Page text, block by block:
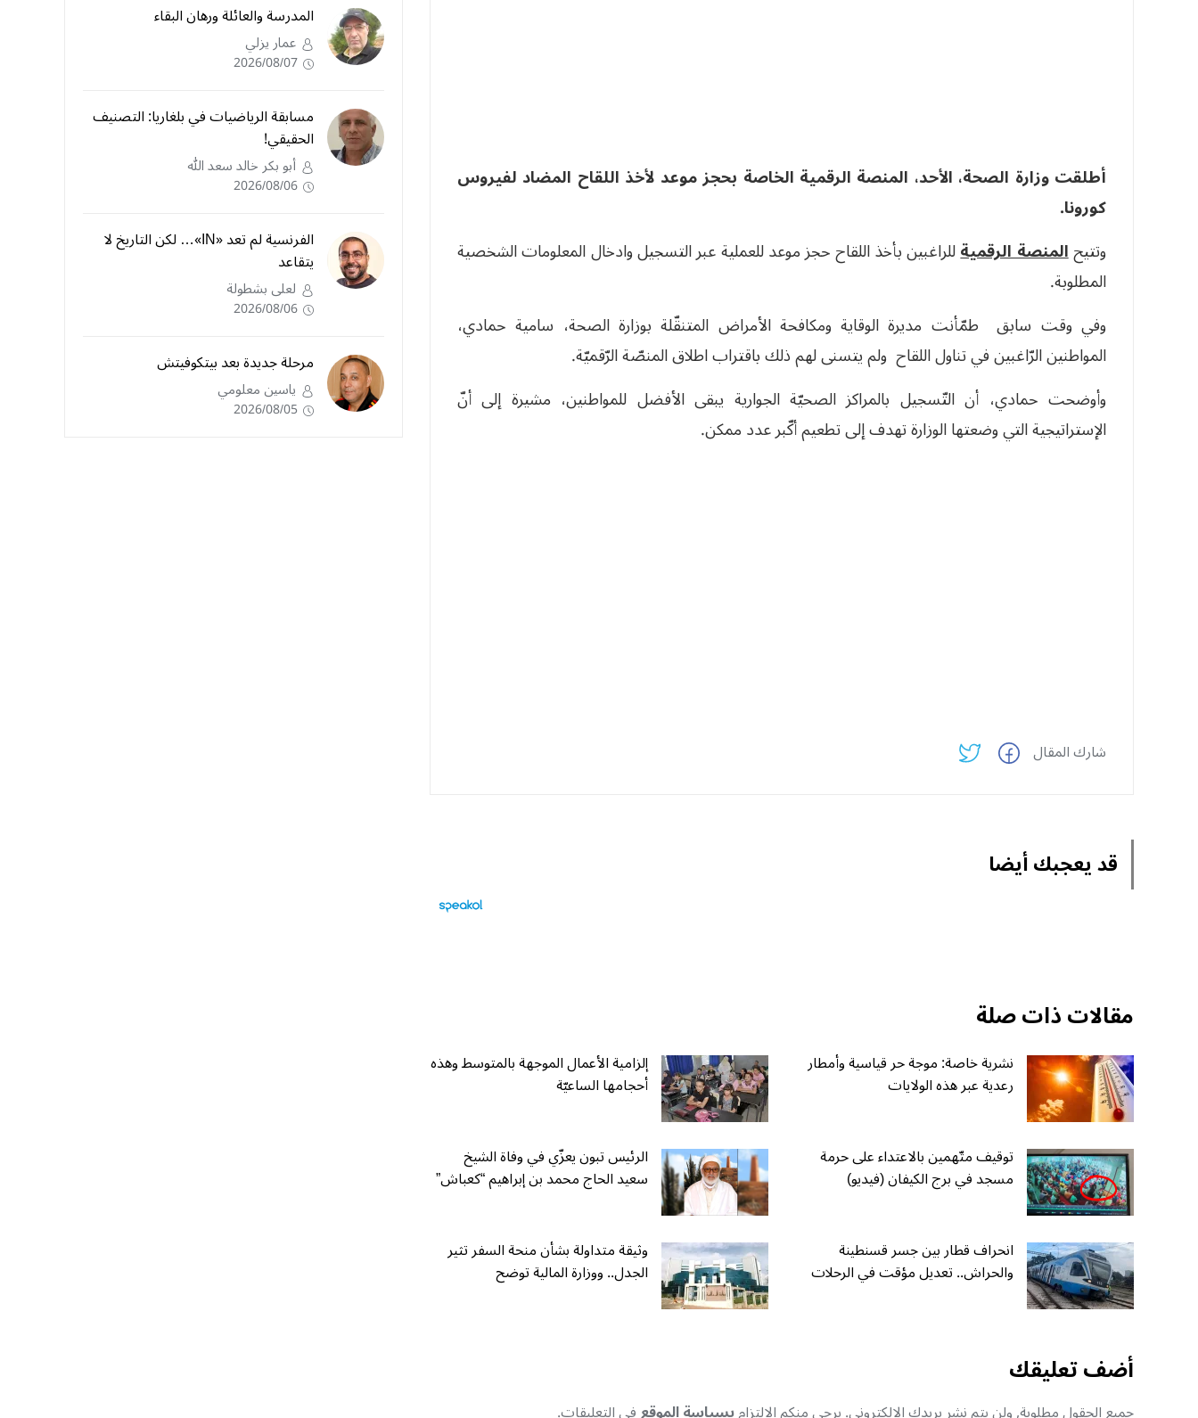
أطلقت وزارة الصحة، الأحد، المنصة الرقمية الخاصة بحجز موعد لأخذ اللقاح المضاد لفيروس
كورونا.
وتتيحالمنصة الرقميةللراغبين بأخذ اللقاح حجز موعد للعملية عبر التسجيل وادخال المعلومات الشخصية
المطلوبة.
وفي وقت سابق طمّأنت مديرة الوقاية ومكافحة الأمراض المتنقّلة بوزارة الصحة، سامية حمادي،
المواطنين الرّاغبين في تناول اللقاح ولم يتسنى لهم ذلك باقتراب اطلاق المنصّة الرّقميّة.
وأوضحت حمادي، أن التّسجيل بالمراكز الصحيّة الجوارية يبقى الأفضل للمواطنين، مشيرة إلى أنّ
الإستراتيجية التي وضعتها الوزارة تهدف إلى تطعيم أكّبر عدد ممكن.
شارك المقال
قد يعجبك أيضا
مقالات ذات صلة
نشرية خاصة: موجة حر قياسية وأمطار
رعدية عبر هذه الولايات
إلزامية الأعمال الموجهة بالمتوسط وهذه
أحجامها الساعيّة
توقيف متّهمين بالاعتداء على حرمة
مسجد في برج الكيفان (فيديو)
الرئيس تبون يعزّي في وفاة الشيخ
سعيد الحاج محمد بن إبراهيم “كعباش”
انحراف قطار بين جسر قسنطينة
والحراش.. تعديل مؤقت في الرحلات
وثيقة متداولة بشأن منحة السفر تثير
الجدل.. ووزارة المالية توضح
أضف تعليقك
المدرسة والعائلة ورهان البقاء
عمار يزلي
2026/08/07
مسابقة الرياضيات في بلغاريا: التصنيف
الحقيقي!
أبو بكر خالد سعد الله
2026/08/06
الفرنسية لم تعد «IN»… لكن التاريخ لا
يتقاعد
لعلى بشطولة
2026/08/06
مرحلة جديدة بعد بيتكوفيتش
ياسين معلومي
2026/08/05